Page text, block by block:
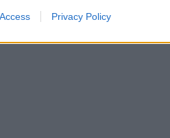
Privacy Policy
în care este